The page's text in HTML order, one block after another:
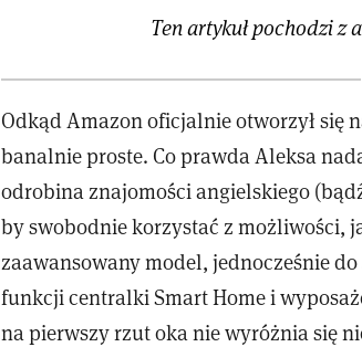
Ten artykuł pochodzi z
Odkąd Amazon oficjalnie otworzył się
banalnie proste. Co prawda Aleksa
odrobina znajomości angielskiego
by swobodnie korzystać z możliwości,
zaawansowany model, jednocześnie
funkcji centralki Smart Home i
na pierwszy rzut oka nie wyróżnia się